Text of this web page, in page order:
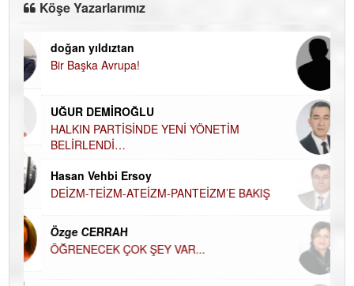
Köşe Yazarlarımız
doğan yıldıztan
Bir Başka Avrupa!
UĞUR DEMİROĞLU
HALKIN PARTİSİNDE YENİ YÖNETİM
BELİRLENDİ…
Hasan Vehbi Ersoy
DEİZM-TEİZM-ATEİZM-PANTEİZM’E BAKIŞ
Özge CERRAH
ÖĞRENECEK ÇOK ŞEY VAR...